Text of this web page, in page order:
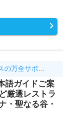
の万全サポ…
語ガイドご案
厳選レストラ
・聖なる谷・